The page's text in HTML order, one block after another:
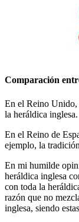
Comparación
En el Reino Unido,
la heráldica inglesa.
En el Reino de
ejemplo, la
En mi humilde
heráldica inglesa
con toda la
razón que no
inglesa, siendo